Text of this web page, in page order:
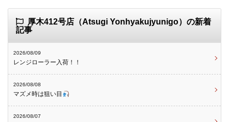
厚木412号店（Atsugi Yonhyakujyunigo）の新着
記事
2026/08/09
レンジローラー入荷！！
2026/08/08
マズメ時は狙い目
2026/08/07